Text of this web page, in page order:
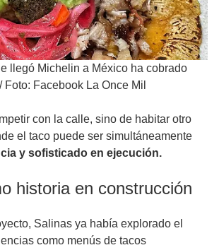
llegó Michelin a México ha cobrado
/ Foto: Facebook La Once Mil
con la calle, sino de habitar otro
el taco puede ser simultáneamente
y sofisticado en ejecución.
historia en construcción
Salinas ya había explorado el
como menús de tacos